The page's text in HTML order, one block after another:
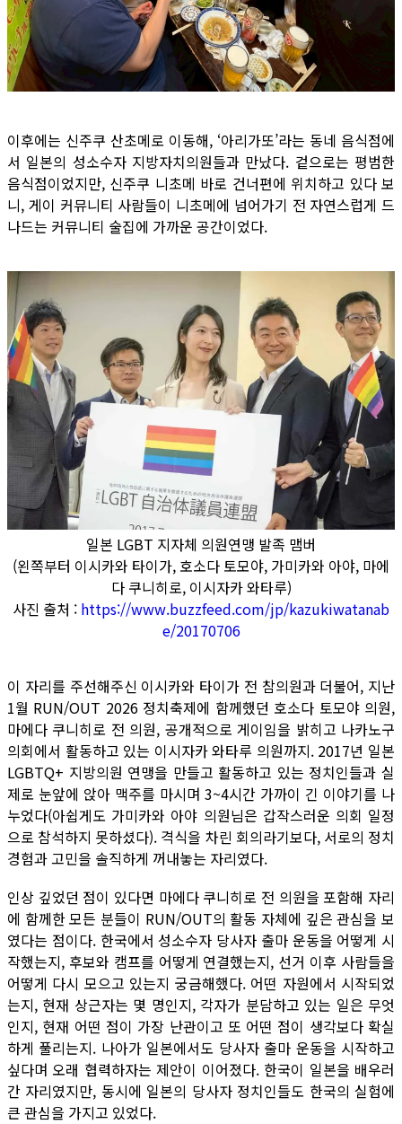
이후에는 신주쿠 산초메로 이동해, ‘아리가또’라는 동네 음식점에
서 일본의 성소수자 지방자치의원들과 만났다. 겉으로는 평범한
음식점이었지만, 신주쿠 니초메 바로 건너편에 위치하고 있다 보
니, 게이 커뮤니티 사람들이 니초메에 넘어가기 전 자연스럽게 드
나드는 커뮤니티 술집에 가까운 공간이었다.
일본 LGBT 지자체 의원연맹 발족 맴버
(왼쪽부터 이시카와 타이가, 호소다 토모야, 가미카와 아야, 마에
다 쿠니히로, 이시자카 와타루)
사진 출처 : https://www.buzzfeed.com/jp/kazukiwatanab
e/20170706
이 자리를 주선해주신 이시카와 타이가 전 참의원과 더불어, 지난
1월 RUN/OUT 2026 정치축제에 함께했던 호소다 토모야 의원,
마에다 쿠니히로 전 의원, 공개적으로 게이임을 밝히고 나카노구
의회에서 활동하고 있는 이시자카 와타루 의원까지. 2017년 일본
LGBTQ+ 지방의원 연맹을 만들고 활동하고 있는 정치인들과 실
제로 눈앞에 앉아 맥주를 마시며 3~4시간 가까이 긴 이야기를 나
누었다(아쉽게도 가미카와 아야 의원님은 갑작스러운 의회 일정
으로 참석하지 못하셨다). 격식을 차린 회의라기보다, 서로의 정치
경험과 고민을 솔직하게 꺼내놓는 자리였다.
인상 깊었던 점이 있다면 마에다 쿠니히로 전 의원을 포함해 자리
에 함께한 모든 분들이 RUN/OUT의 활동 자체에 깊은 관심을 보
였다는 점이다. 한국에서 성소수자 당사자 출마 운동을 어떻게 시
작했는지, 후보와 캠프를 어떻게 연결했는지, 선거 이후 사람들을
어떻게 다시 모으고 있는지 궁금해했다. 어떤 자원에서 시작되었
는지, 현재 상근자는 몇 명인지, 각자가 분담하고 있는 일은 무엇
인지, 현재 어떤 점이 가장 난관이고 또 어떤 점이 생각보다 확실
하게 풀리는지. 나아가 일본에서도 당사자 출마 운동을 시작하고
싶다며 오래 협력하자는 제안이 이어졌다. 한국이 일본을 배우러
간 자리였지만, 동시에 일본의 당사자 정치인들도 한국의 실험에
큰 관심을 가지고 있었다.